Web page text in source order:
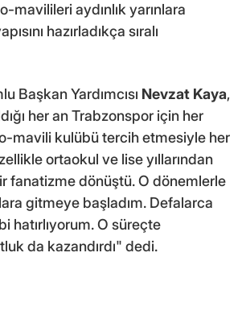
aydınlık yarınlara
hazırladıkça sıralı
Başkan Yardımcısı Nevzat Kaya,
her an Trabzonspor için her
mavili kulübü tercih etmesiyle her
ortaokul ve lise yıllarından
fanatizme dönüştü. O dönemlerle
gitmeye başladım. Defalarca
hatırlıyorum. O süreçte
da kazandırdı" dedi.